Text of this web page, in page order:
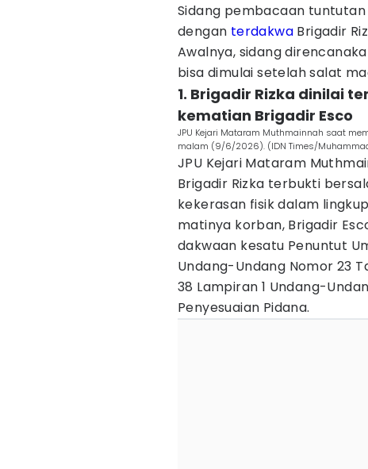
Sidang pembacaan
dengan terdakwa Brigadir
Awalnya, sidang
bisa dimulai setelah salat
1. Brigadir Rizka dinilai
kematian Brigadir Esco
JPU Kejari Mataram Muthmainnah saat
malam (9/6/2026). (IDN Times/
JPU Kejari Mataram
Brigadir Rizka terbukti
kekerasan fisik dalam
matinya korban, Brigadir
dakwaan kesatu Penuntut
Undang-Undang Nomor 23
38 Lampiran 1 Undang-
Penyesuaian Pidana.